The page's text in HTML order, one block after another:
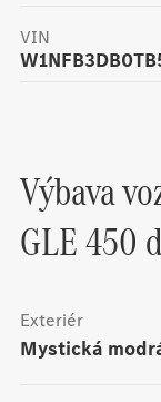
VIN
Výbava
GLE 450
mystická
Exteriér